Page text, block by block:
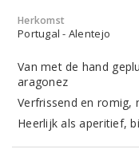
Herkomst
Portugal - Alentejo
Van met de hand
aragonez
Verfrissend en
Heerlijk als aperitief,